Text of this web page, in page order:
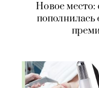
Новое место: